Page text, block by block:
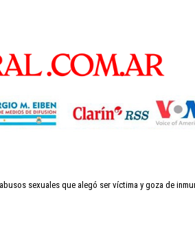
sexuales que alegó ser víctima y goza de